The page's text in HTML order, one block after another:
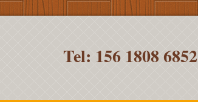
Tel: 156 1808 6852